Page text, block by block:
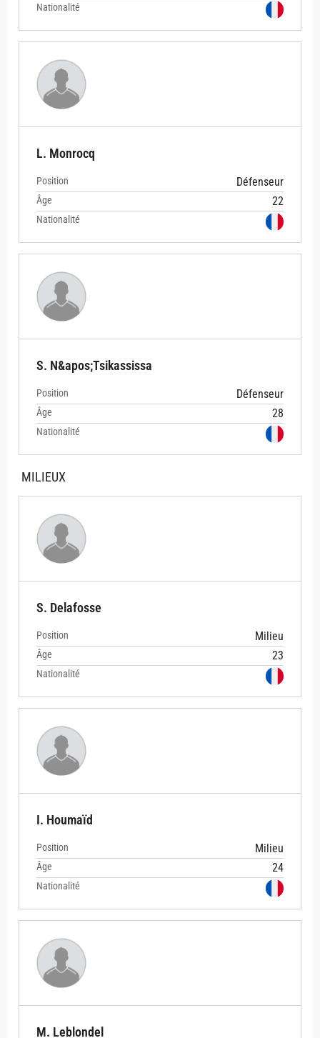
Nationalité
L. Monrocq
Position Défenseur
Âge 22
Nationalité
S. N&apos;Tsikassissa
Position Défenseur
Âge 28
Nationalité
MILIEUX
S. Delafosse
Position Milieu
Âge 23
Nationalité
I. Houmaïd
Position Milieu
Âge 24
Nationalité
M. Leblondel